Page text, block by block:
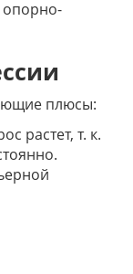
опорно-
плюсы:
растет, т. к.